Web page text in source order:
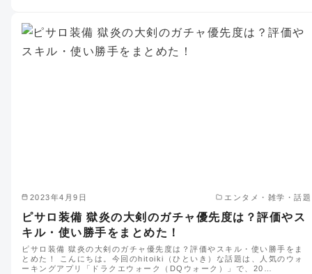
2023年4月9日 エンタメ・雑学・話題
ピサロ装備 獄炎の大剣のガチャ優先度は？評価やス
キル・使い勝手をまとめた！
ピサロ装備 獄炎の大剣のガチャ優先度は？評価やスキル・使い勝手をま
とめた！ こんにちは。今回のhitoiki（ひといき）な話題は、人気のウォ
ーキングアプリ「ドラクエウォーク（DQウォーク）」で、20…